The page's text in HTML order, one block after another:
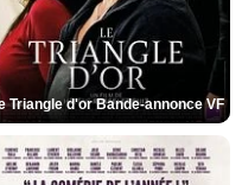
Triangle d'or Bande-annonce VF